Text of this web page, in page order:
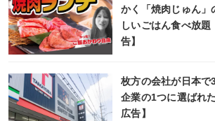
かく「焼肉じゅん」
しいごはん食べ放
告】
枚方の会社が日本
企業の1つに選ばれ
広告】